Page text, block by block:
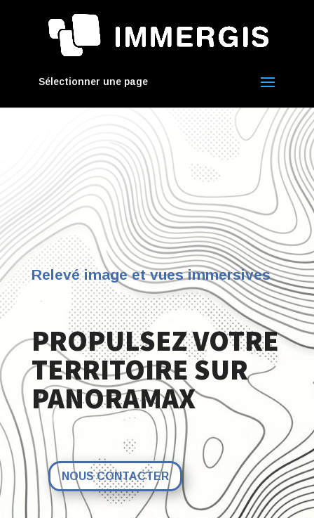
Sélectionner une page
Relevé image et vues immersives
PROPULSEZ VOTRE
TERRITOIRE SUR
PANORAMAX
NOUS CONTACTER